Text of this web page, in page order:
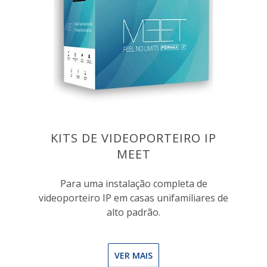
KITS DE VIDEOPORTEIRO IP
MEET
Para uma instalação completa de
videoporteiro IP em casas unifamiliares de
alto padrão.
VER MAIS